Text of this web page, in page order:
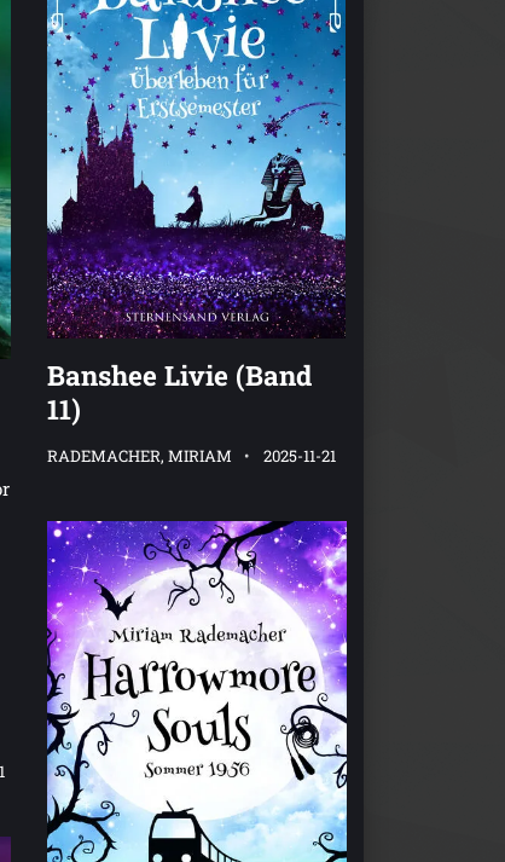
Banshee Livie (Band
11)
RADEMACHER, MIRIAM 2025-11-21